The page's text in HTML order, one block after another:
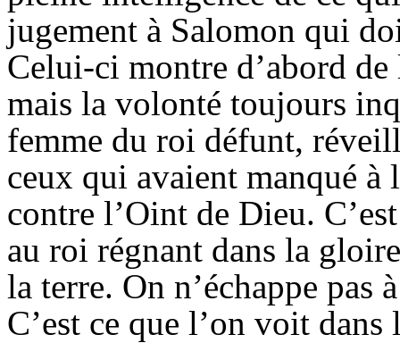
jugement à Salomon qui
Celui-ci montre d’abord
mais la volonté toujours
femme du roi défunt,
ceux qui avaient manqué à
contre l’Oint de Dieu.
au roi régnant dans la
la terre. On n’échappe pas
C’est ce que l’on voit